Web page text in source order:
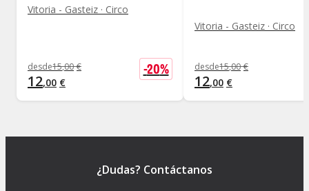
Vitoria - Gasteiz · Circo
desde15,00 €
12,00 €
-20%
Vitoria - Gasteiz · Circo
desde15,00 €
12,00 €
¿Dudas? Contáctanos